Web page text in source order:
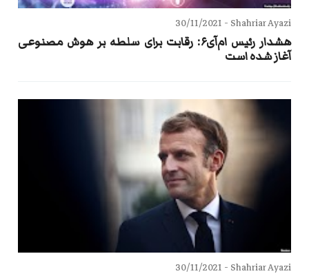
Shahriar Ayazi -
30/11/2021
هشدار رئیس ام‌آی۶: رقابت برای سلطه بر هوش مصنوعی
آغاز شده است
Shahriar Ayazi -
30/11/2021